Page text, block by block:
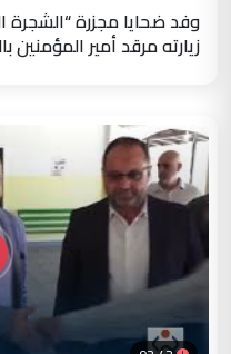
وفد ضحايا مجزرة “الشجرة
زيارته مرقد أمير المؤمنين